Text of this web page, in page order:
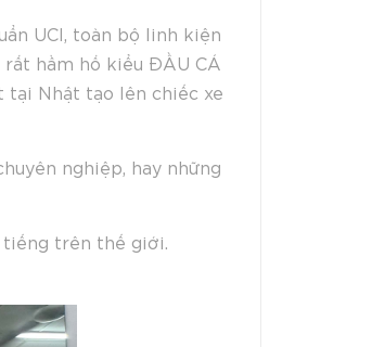
UCI, toàn bộ linh kiện
hầm hố kiểu ĐẦU CÁ
tại Nhật tạo lên chiếc xe
nghiệp, hay những
tiếng trên thế giới.